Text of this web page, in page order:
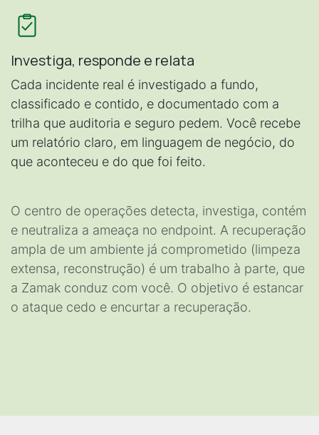
Investiga, responde e relata
Cada incidente real é investigado a fundo,
classificado e contido, e documentado com a
trilha que auditoria e seguro pedem. Você recebe
um relatório claro, em linguagem de negócio, do
que aconteceu e do que foi feito.
O centro de operações detecta, investiga, contém
e neutraliza a ameaça no endpoint. A recuperação
ampla de um ambiente já comprometido (limpeza
extensa, reconstrução) é um trabalho à parte, que
a Zamak conduz com você. O objetivo é estancar
o ataque cedo e encurtar a recuperação.